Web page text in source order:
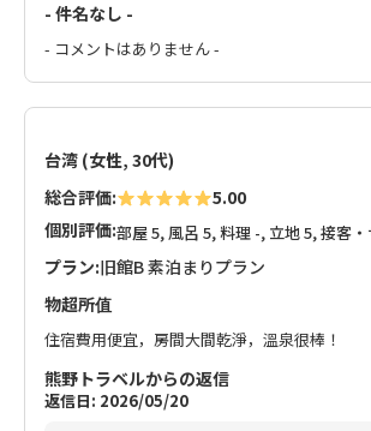
- 件名なし -
- コメントはありません -
台湾 (女性, 30代)
総合評価:
5.00
個別評価:部屋 5, 風呂 5, 料理 -, 立地 5, 接客
プラン:旧館B 素泊まりプラン
物超所值
住宿費用便宜，房間大間乾淨，溫泉很棒！
熊野トラベルからの返信
返信日: 2026/05/20